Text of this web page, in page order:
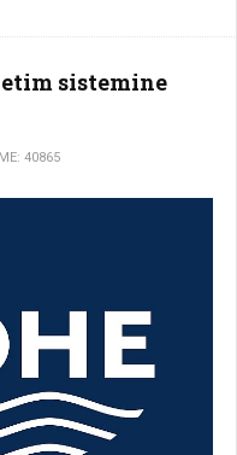
sistemine
40865